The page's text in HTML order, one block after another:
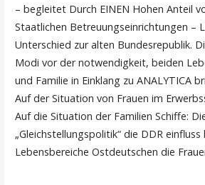
– begleitet Durch EINEN Hohen Anteil
Staatlichen Betreuungseinrichtungen –
Unterschied zur alten Bundesrepublik.
Modi vor der notwendigkeit, beiden
und Familie in Einklang zu ANALYTICA
Auf der Situation von Frauen im
Auf die Situation der Familien Schiffe:
„Gleichstellungspolitik“ die DDR
Lebensbereiche Ostdeutschen die